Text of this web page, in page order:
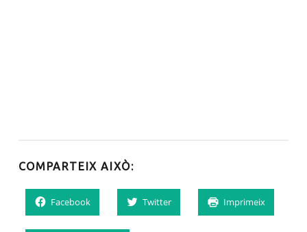
COMPARTEIX AIXÒ:
Facebook Twitter Imprimeix